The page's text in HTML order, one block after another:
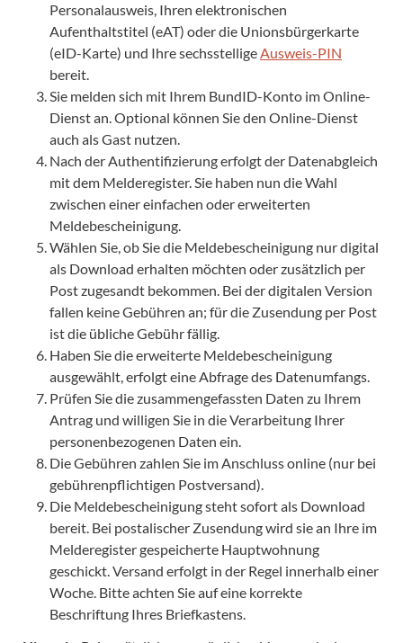
Personalausweis, Ihren elektronischen
Aufenthaltstitel (eAT) oder die Unionsbürgerkarte
(eID-Karte) und Ihre sechsstellige Ausweis-PIN
bereit.
Sie melden sich mit Ihrem BundID-Konto im Online-
Dienst an. Optional können Sie den Online-Dienst
auch als Gast nutzen.
Nach der Authentifizierung erfolgt der Datenabgleich
mit dem Melderegister. Sie haben nun die Wahl
zwischen einer einfachen oder erweiterten
Meldebescheinigung.
Wählen Sie, ob Sie die Meldebescheinigung nur digital
als Download erhalten möchten oder zusätzlich per
Post zugesandt bekommen. Bei der digitalen Version
fallen keine Gebühren an; für die Zusendung per Post
ist die übliche Gebühr fällig.
Haben Sie die erweiterte Meldebescheinigung
ausgewählt, erfolgt eine Abfrage des Datenumfangs.
Prüfen Sie die zusammengefassten Daten zu Ihrem
Antrag und willigen Sie in die Verarbeitung Ihrer
personenbezogenen Daten ein.
Die Gebühren zahlen Sie im Anschluss online (nur bei
gebührenpflichtigen Postversand).
Die Meldebescheinigung steht sofort als Download
bereit. Bei postalischer Zusendung wird sie an Ihre im
Melderegister gespeicherte Hauptwohnung
geschickt. Versand erfolgt in der Regel innerhalb einer
Woche. Bitte achten Sie auf eine korrekte
Beschriftung Ihres Briefkastens.